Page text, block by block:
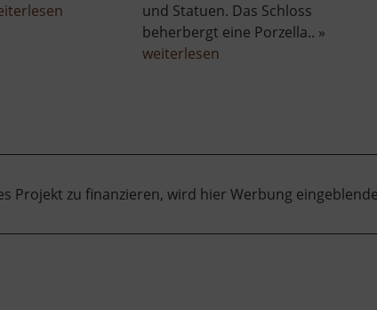
und Statuen. Das Schloss
beherbergt eine Porzella.. »
weiterlesen
Projekt zu finanzieren, wird hier Werbung